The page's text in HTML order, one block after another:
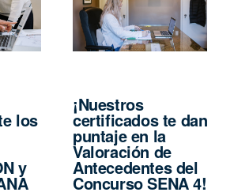
los
y
¡Nuestros
certificados te dan
puntaje en la
Valoración de
Antecedentes del
Concurso SENA 4!